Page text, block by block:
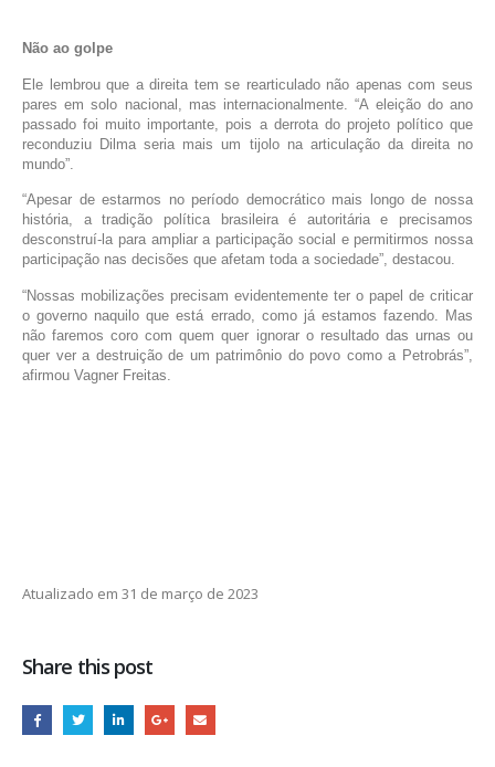
Não ao golpe
Ele lembrou que a direita tem se rearticulado não apenas com seus
pares em solo nacional, mas internacionalmente. “A eleição do ano
passado foi muito importante, pois a derrota do projeto político que
reconduziu Dilma seria mais um tijolo na articulação da direita no
mundo”.
“Apesar de estarmos no período democrático mais longo de nossa
história, a tradição política brasileira é autoritária e precisamos
desconstruí-la para ampliar a participação social e permitirmos nossa
participação nas decisões que afetam toda a sociedade”, destacou.
“Nossas mobilizações precisam evidentemente ter o papel de criticar
o governo naquilo que está errado, como já estamos fazendo. Mas
não faremos coro com quem quer ignorar o resultado das urnas ou
quer ver a destruição de um patrimônio do povo como a Petrobrás”,
afirmou Vagner Freitas.
Atualizado em 31 de março de 2023
Share this post